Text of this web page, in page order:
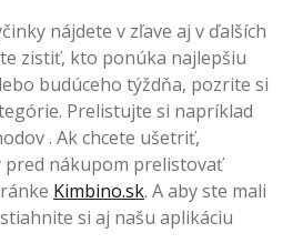
nájdete v zľave aj v ďalších
zistiť, kto ponúka najlepšiu
budúceho týždňa, pozrite si
Prelistujte si napríklad
. Ak chcete ušetriť,
pred nákupom prelistovať
Kimbino.sk. A aby ste mali
si aj našu aplikáciu